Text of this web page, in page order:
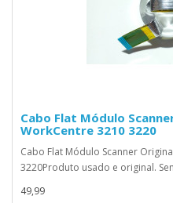
Cabo Flat Módulo
WorkCentre 3210 3220
Cabo Flat Módulo Scanner
3220Produto usado e original.
49,99